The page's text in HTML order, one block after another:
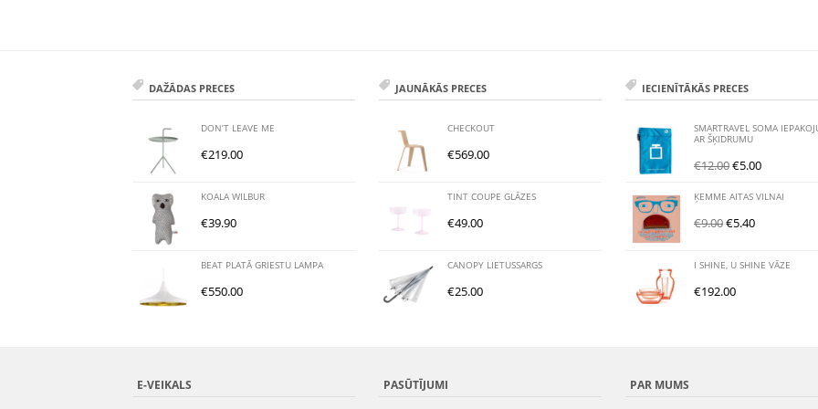
DAŽĀDAS PRECES
DON’T LEAVE ME
€219.00
KOALA WILBUR
€39.90
BEAT PLATĀ GRIESTU LAMPA
€550.00
JAUNĀKĀS PRECES
CHECKOUT
€569.00
TINT COUPE GLĀZES
€49.00
CANOPY LIETUSSARGS
€25.00
IECIENĪTĀKĀS PRECES
SMARTRAVEL SOMA
AR ŠĶIDRUMU
€12.00€5.00
ĶEMME AITAS VILNAI
€9.00€5.40
I SHINE, U SHINE VĀZE
€192.00
E-VEIKALS PASŪTĪJUMI PAR MUMS